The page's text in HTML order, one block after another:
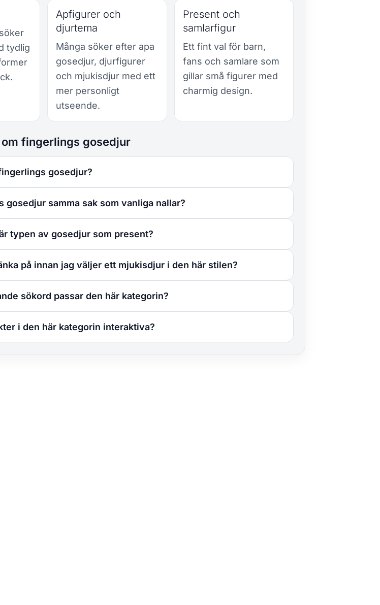
tydlig
Apfigurer och
djurtema
Många söker efter apa
gosedjur, djurfigurer
och mjukisdjur med ett
mer personligt
utseende.
Present och
samlarfigur
Ett fint val för barn,
fans och samlare som
gillar små figurer med
charmig design.
fingerlings gosedjur
gosedjur?
gosedjur samma sak som vanliga nallar?
typen av gosedjur som present?
på innan jag väljer ett mjukisdjur i den här stilen?
sökord passar den här kategorin?
i den här kategorin interaktiva?